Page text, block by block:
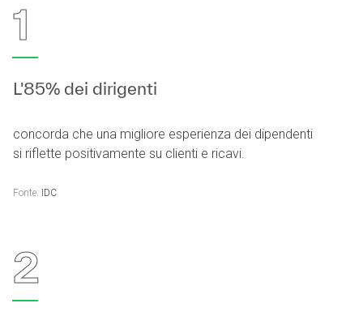
1
L'85% dei dirigenti
concorda che una migliore esperienza dei dipendenti
si riflette positivamente su clienti e ricavi.
Fonte: IDC
2